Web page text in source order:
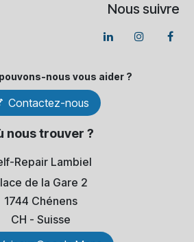
Nous suivre
​nous vous aider ?
Contactez-nous
nous trouver ?
Repair Lambiel
de la Gare 2
1744 Chénens
​CH - Suisse